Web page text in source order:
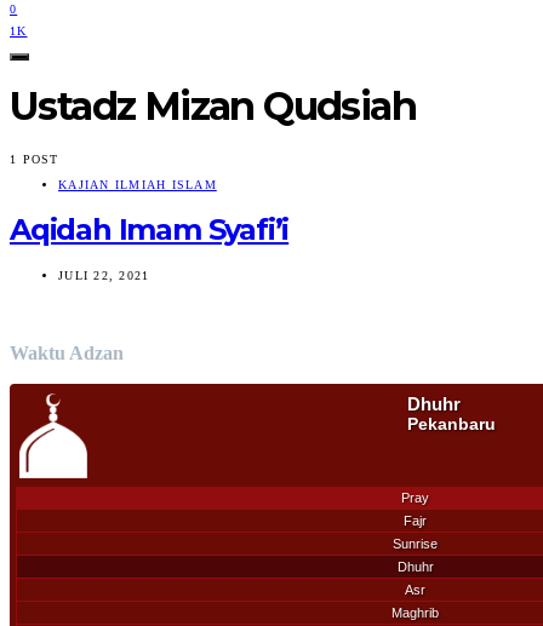
0
1K
Ustadz Mizan Qudsiah
1 POST
KAJIAN ILMIAH ISLAM
Aqidah Imam Syafi’i
JULI 22, 2021
Waktu Adzan